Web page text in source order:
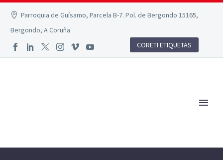
Parroquia de Guísamo, Parcela B-7. Pol. de Bergondo 15165,
Bergondo, A Coruña
CORETI ETIQUETAS